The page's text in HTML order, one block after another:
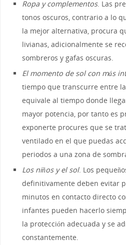
Ropa y complementos. Las
tonos oscuros, contrario a lo
la mejor alternativa, procura
livianas, adicionalmente se
sombreros y gafas oscuras.
El momento de sol con más
tiempo que transcurre entre
equivale al tiempo donde
mayor potencia, por tanto es
exponerte procures que se
ventilado en el que puedas
periodos a una zona de
Los niños y el sol. Los
definitivamente deben evitar
minutos en contacto directo
infantes pueden hacerlo
la protección adecuada y se
constantemente.